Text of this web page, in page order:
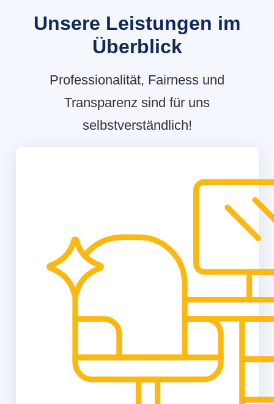
Unsere Leistungen im
Überblick
Professionalität, Fairness und
Transparenz sind für uns
selbstverständlich!